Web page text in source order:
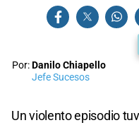
Por:Danilo Chiapello
Jefe Sucesos
Un violento episodio